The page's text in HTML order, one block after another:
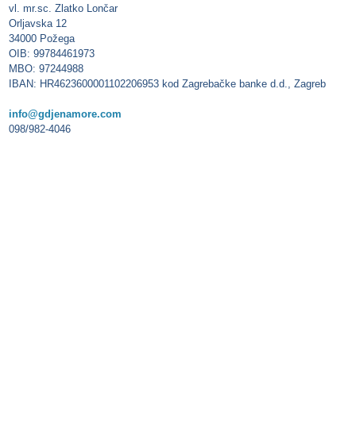
vl. mr.sc. Zlatko Lončar
Orljavska 12
34000 Požega
OIB: 99784461973
MBO: 97244988
IBAN: HR4623600001102206953 kod Zagrebačke banke d.d., Zagreb
info@gdjenamore.com
098/982-4046